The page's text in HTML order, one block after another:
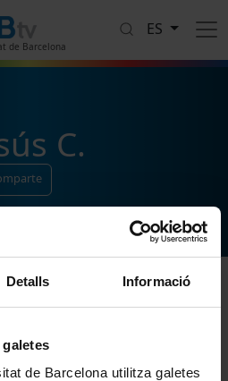
Detalls Informació
de Barcelona utilitza galetes
de Barcelona
ES
C.